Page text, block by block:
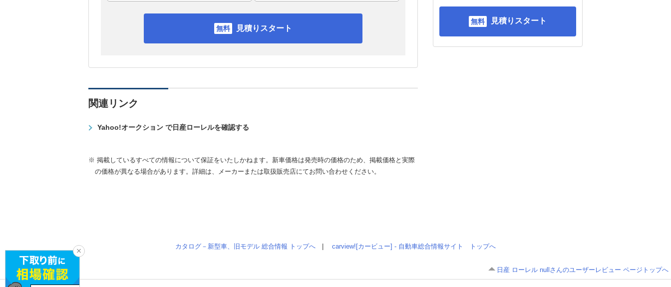
見積りスタート
関連リンク
Yahoo!オークション で日産ローレルを確認する
※ 掲載しているすべての情報について保証をいたしかねます。新車価格は発売時の価格のため、掲載価格と実際
の価格が異なる場合があります。詳細は、メーカーまたは取扱販売店にてお問い合わせください。
見積りスタート
カタログ－新型車、旧モデル 総合情報 トップへ carview![カービュー] - 自動車総合情報サイト トップへ
日産 ローレル nullさんのユーザーレビュー ページトップへ